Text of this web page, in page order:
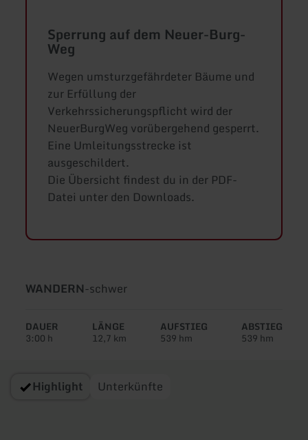
Sperrung auf dem Neuer-Burg-
Weg
Wegen umsturzgefährdeter Bäume und
zur Erfüllung der
Verkehrssicherungspflicht wird der
NeuerBurgWeg vorübergehend gesperrt.
Eine Umleitungsstrecke ist
ausgeschildert.
Die Übersicht findest du in der PDF-
Datei unter den Downloads.
Art
Tour:
WANDERN-Schwierigkeit:
schwer
DAUER
3:00 h
LÄNGE
12,7 km
AUFSTIEG
539 hm
ABSTIEG
539 hm
Highlight Unterkünfte